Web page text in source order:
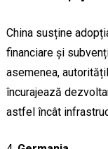
China susține
financiare și
asemenea,
încurajează
astfel încât